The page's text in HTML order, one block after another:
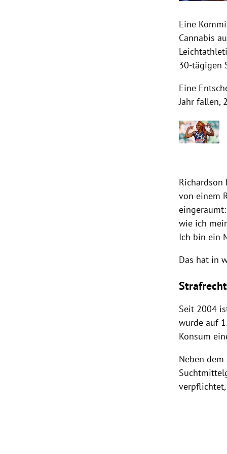
Eine
Cannabis
30-tägigen
Eine
Jahr fallen,
Richardson
von einem
wie ich
Ich bin ein
Das hat in
Seit 2004
wurde auf
Konsum
Neben